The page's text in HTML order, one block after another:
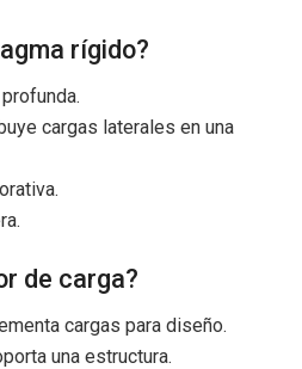
rígido?
cargas laterales en una
de carga?
cargas para diseño.
una estructura.